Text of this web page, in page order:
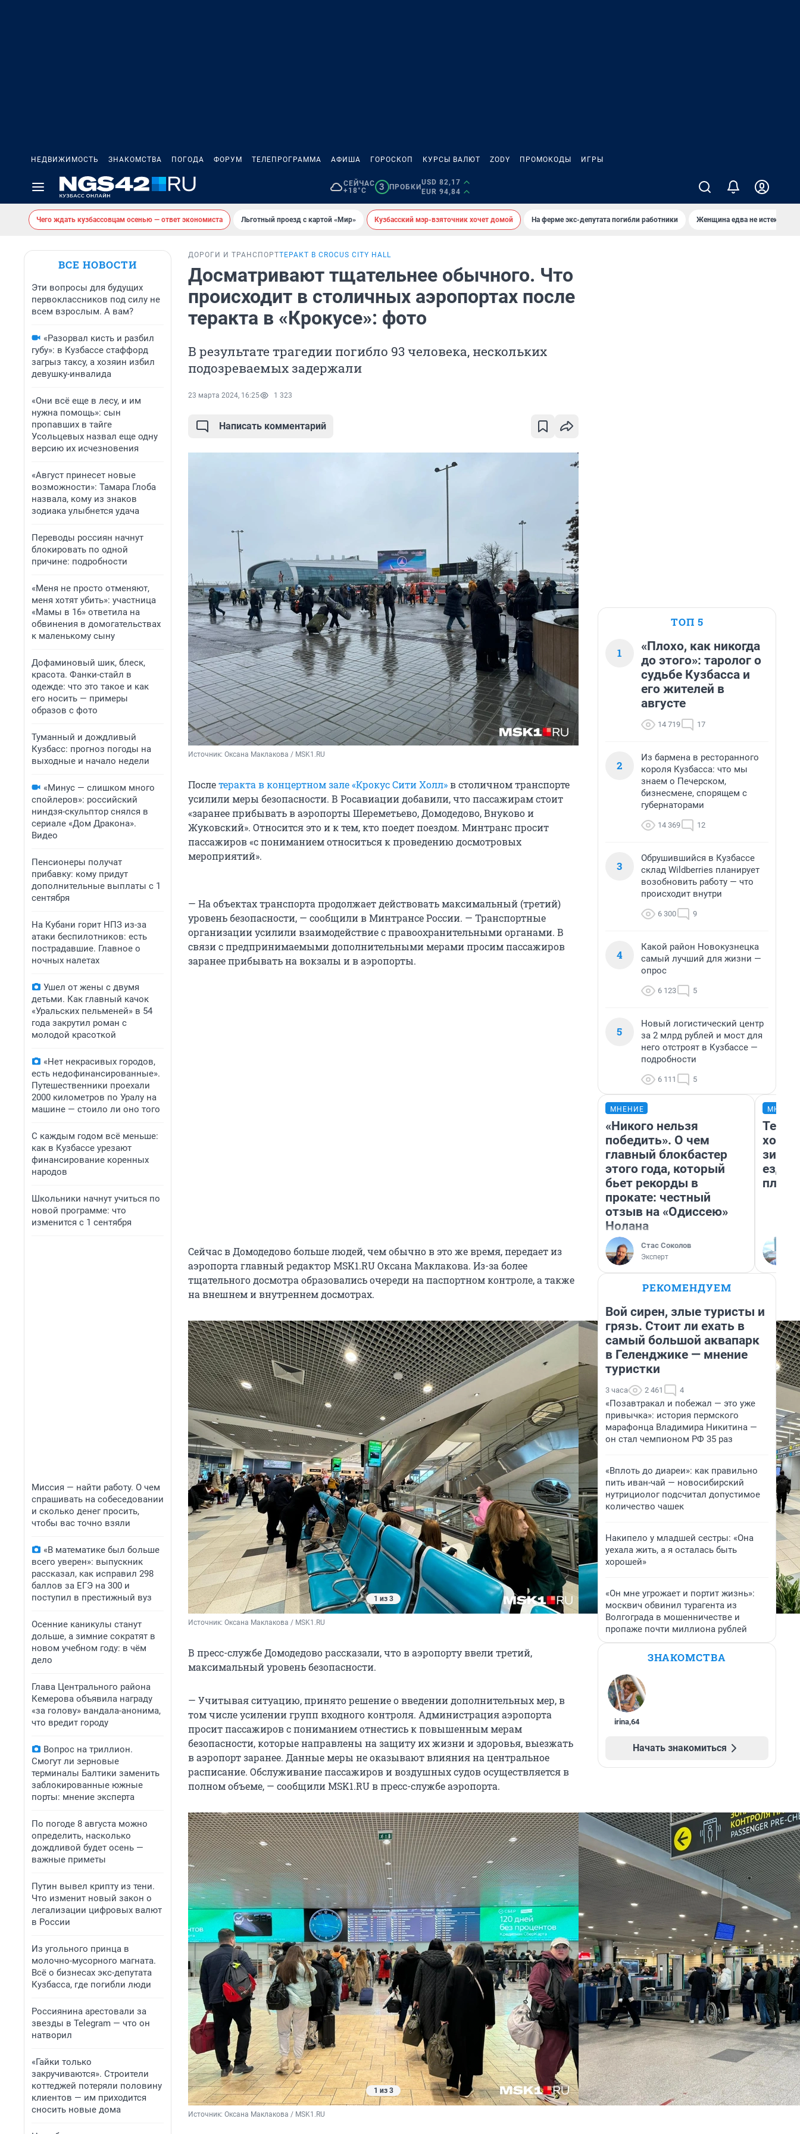
НЕДВИЖИМОСТЬ ЗНАКОМСТВА ПОГОДА ФОРУМ ТЕЛЕПРОГРАММА АФИША ГОРОСКОП КУРСЫ ВАЛЮТ ZODY ПРОМОКОДЫ ИГРЫ
СЕЙЧАС
+18°C
3 ПРОБКИ
USD 82,17
EUR 94,84
Чего ждать кузбассовцам осенью — ответ экономиста Льготный проезд с картой «Мир» Кузбасский мэр-взяточник хочет домой На ферме экс-депутата погибли работники Женщина едва не истекла
ВСЕ НОВОСТИ
Эти вопросы для будущих
первоклассников под силу не
всем взрослым. А вам?
«Разорвал кисть и разбил
губу»: в Кузбассе стаффорд
загрыз таксу, а хозяин избил
девушку-инвалида
«Они всё еще в лесу, и им
нужна помощь»: сын
пропавших в тайге
Усольцевых назвал еще одну
версию их исчезновения
«Август принесет новые
возможности»: Тамара Глоба
назвала, кому из знаков
зодиака улыбнется удача
Переводы россиян начнут
блокировать по одной
причине: подробности
«Меня не просто отменяют,
меня хотят убить»: участница
«Мамы в 16» ответила на
обвинения в домогательствах
к маленькому сыну
Дофаминовый шик, блеск,
красота. Фанки-стайл в
одежде: что это такое и как
его носить — примеры
образов с фото
Туманный и дождливый
Кузбасс: прогноз погоды на
выходные и начало недели
«Минус — слишком много
спойлеров»: российский
ниндзя-скульптор снялся в
сериале «Дом Дракона».
Видео
Пенсионеры получат
прибавку: кому придут
дополнительные выплаты с 1
сентября
На Кубани горит НПЗ из-за
атаки беспилотников: есть
пострадавшие. Главное о
ночных налетах
Ушел от жены с двумя
детьми. Как главный качок
«Уральских пельменей» в 54
года закрутил роман с
молодой красоткой
«Нет некрасивых городов,
есть недофинансированные».
Путешественники проехали
2000 километров по Уралу на
машине — стоило ли оно того
С каждым годом всё меньше:
как в Кузбассе урезают
финансирование коренных
народов
Школьники начнут учиться по
новой программе: что
изменится с 1 сентября
Миссия — найти работу. О чем
спрашивать на собеседовании
и сколько денег просить,
чтобы вас точно взяли
«В математике был больше
всего уверен»: выпускник
рассказал, как исправил 298
баллов за ЕГЭ на 300 и
поступил в престижный вуз
Осенние каникулы станут
дольше, а зимние сократят в
новом учебном году: в чём
дело
Глава Центрального района
Кемерова объявила награду
«за голову» вандала-анонима,
что вредит городу
Вопрос на триллион.
Смогут ли зерновые
терминалы Балтики заменить
заблокированные южные
порты: мнение эксперта
По погоде 8 августа можно
определить, насколько
дождливой будет осень —
важные приметы
Путин вывел крипту из тени.
Что изменит новый закон о
легализации цифровых валют
в России
Из угольного принца в
молочно-мусорного магната.
Всё о бизнесах экс-депутата
Кузбасса, где погибли люди
Россиянина арестовали за
звезды в Telegram — что он
натворил
«Гайки только
закручиваются». Строители
коттеджей потеряли половину
клиентов — им приходится
сносить новые дома
ДОРОГИ И ТРАНСПОРТТЕРАКТ В CROCUS CITY HALL
Досматривают тщательнее обычного. Что
происходит в столичных аэропортах после
теракта в «Крокусе»: фото
В результате трагедии погибло 93 человека, нескольких
подозреваемых задержали
23 марта 2024, 16:25 1 323
Написать комментарий
Источник: Оксана Маклакова / MSK1.RU
Послетеракта в концертном зале «Крокус Сити Холл»в столичном транспорте
усилили меры безопасности. В Росавиации добавили, что пассажирам стоит
«заранее прибывать в аэропорты Шереметьево, Домодедово, Внуково и
Жуковский». Относится это и к тем, кто поедет поездом. Минтранс просит
пассажиров «с пониманием относиться к проведению досмотровых
мероприятий».
— На объектах транспорта продолжает действовать максимальный (третий)
уровень безопасности, — сообщили в Минтрансе России. — Транспортные
организации усилили взаимодействие с правоохранительными органами. В
связи с предпринимаемыми дополнительными мерами просим пассажиров
заранее прибывать на вокзалы и в аэропорты.
Сейчас в Домодедово больше людей, чем обычно в это же время, передает из
аэропорта главный редактор MSK1.RU Оксана Маклакова. Из-за более
тщательного досмотра образовались очереди на паспортном контроле, а также
на внешнем и внутреннем досмотрах.
1 из 3
Источник: Оксана Маклакова / MSK1.RU
В пресс-службе Домодедово рассказали, что в аэропорту ввели третий,
максимальный уровень безопасности.
— Учитывая ситуацию, принято решение о введении дополнительных мер, в
том числе усилении групп входного контроля. Администрация аэропорта
просит пассажиров с пониманием отнестись к повышенным мерам
безопасности, которые направлены на защиту их жизни и здоровья, выезжать
в аэропорт заранее. Данные меры не оказывают влияния на центральное
расписание. Обслуживание пассажиров и воздушных судов осуществляется в
полном объеме, — сообщили MSK1.RU в пресс-службе аэропорта.
1 из 3
Источник: Оксана Маклакова / MSK1.RU
ТОП 5
1
«Плохо, как никогда
до этого»: таролог о
судьбе Кузбасса и
его жителей в
августе
14 719 17
2
Из бармена в ресторанного
короля Кузбасса: что мы
знаем о Печерском,
бизнесмене, спорящем с
губернаторами
14 369 12
3
Обрушившийся в Кузбассе
склад Wildberries планирует
возобновить работу — что
происходит внутри
6 300 9
4
Какой район Новокузнецка
самый лучший для жизни —
опрос
6 123 5
5
Новый логистический центр
за 2 млрд рублей и мост для
него отстроят в Кузбассе —
подробности
6 111 5
МНЕНИЕ
«Никого нельзя
победить». О чем
главный блокбастер
этого года, который
бьет рекорды в
прокате: честный
отзыв на «Одиссею»
Нолана
Стас Соколов
Эксперт
ездит
РЕКОМЕНДУЕМ
Вой сирен, злые туристы и
грязь. Стоит ли ехать в
самый большой аквапарк
в Геленджике — мнение
туристки
3 часа 2 461 4
«Позавтракал и побежал — это уже
привычка»: история пермского
марафонца Владимира Никитина —
он стал чемпионом РФ 35 раз
«Вплоть до диареи»: как правильно
пить иван-чай — новосибирский
нутрициолог подсчитал допустимое
количество чашек
Накипело у младшей сестры: «Она
уехала жить, а я осталась быть
хорошей»
«Он мне угрожает и портит жизнь»:
москвич обвинил турагента из
Волгограда в мошенничестве и
пропаже почти миллиона рублей
ЗНАКОМСТВА
irina,64
Начать знакомиться